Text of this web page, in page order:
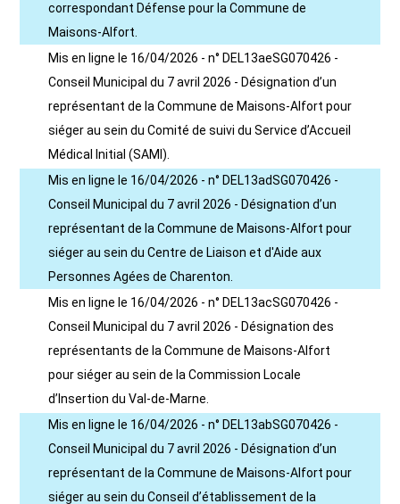
correspondant Défense pour la Commune de
Maisons-Alfort.
Mis en ligne le 16/04/2026 - n° DEL13aeSG070426 -
Conseil Municipal du 7 avril 2026 - Désignation d’un
représentant de la Commune de Maisons-Alfort pour
siéger au sein du Comité de suivi du Service d’Accueil
Médical Initial (SAMI).
Mis en ligne le 16/04/2026 - n° DEL13adSG070426 -
Conseil Municipal du 7 avril 2026 - Désignation d’un
représentant de la Commune de Maisons-Alfort pour
siéger au sein du Centre de Liaison et d'Aide aux
Personnes Agées de Charenton.
Mis en ligne le 16/04/2026 - n° DEL13acSG070426 -
Conseil Municipal du 7 avril 2026 - Désignation des
représentants de la Commune de Maisons-Alfort
pour siéger au sein de la Commission Locale
d’Insertion du Val-de-Marne.
Mis en ligne le 16/04/2026 - n° DEL13abSG070426 -
Conseil Municipal du 7 avril 2026 - Désignation d’un
représentant de la Commune de Maisons-Alfort pour
siéger au sein du Conseil d’établissement de la